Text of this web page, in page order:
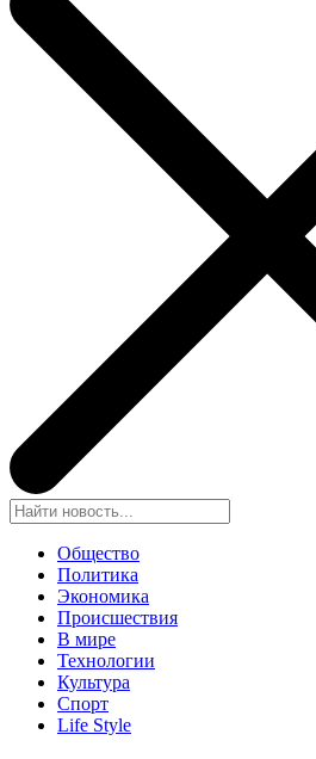
Общество
Политика
Экономика
Происшествия
В мире
Технологии
Культура
Спорт
Life Style